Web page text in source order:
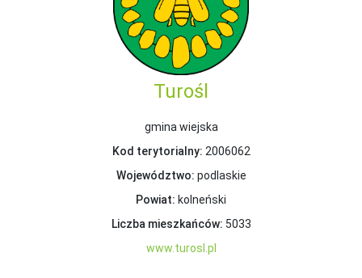
Turośl
gmina wiejska
Kod terytorialny: 2006062
Województwo: podlaskie
Powiat: kolneński
Liczba mieszkańców: 5033
www.turosl.pl